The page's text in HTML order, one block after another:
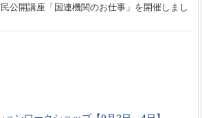
公開講座「国連機関のお仕事」を開催しまし